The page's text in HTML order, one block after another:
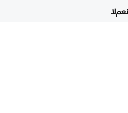
نعملا